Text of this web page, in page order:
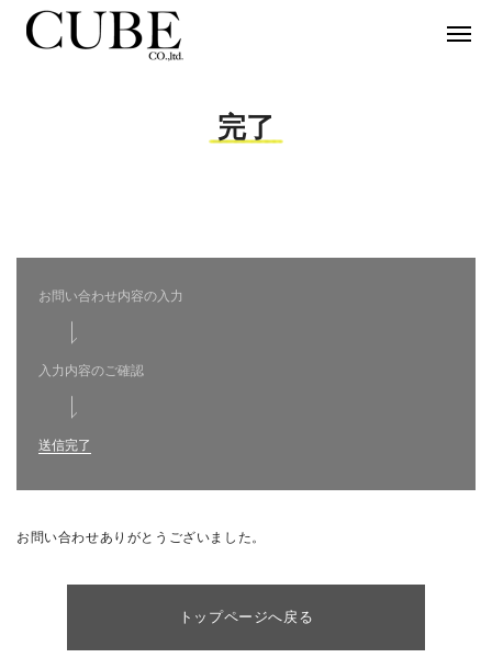
完了
お問い合わせ内容の入力
入力内容のご確認
送信完了
お問い合わせありがとうございました。
トップページへ戻る